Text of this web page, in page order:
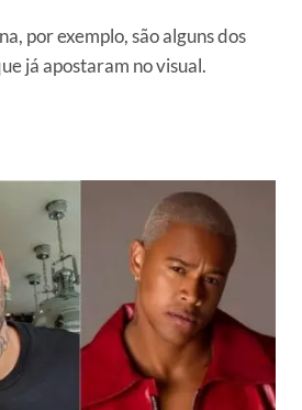
por exemplo, são alguns dos
já apostaram no visual.